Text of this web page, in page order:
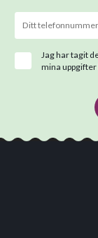
Jag har tagit
mina